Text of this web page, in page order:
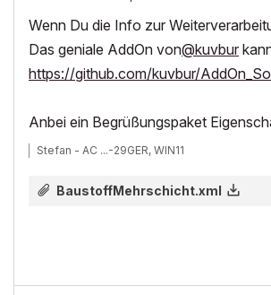
Wenn Du die Info zur
Das geniale AddOn von@kuvbur
https://github.com/kuvbur/
Anbei ein Begrüßungspaket
Stefan - AC ...-29GER, WIN11
BaustoffMehrschicht.xml